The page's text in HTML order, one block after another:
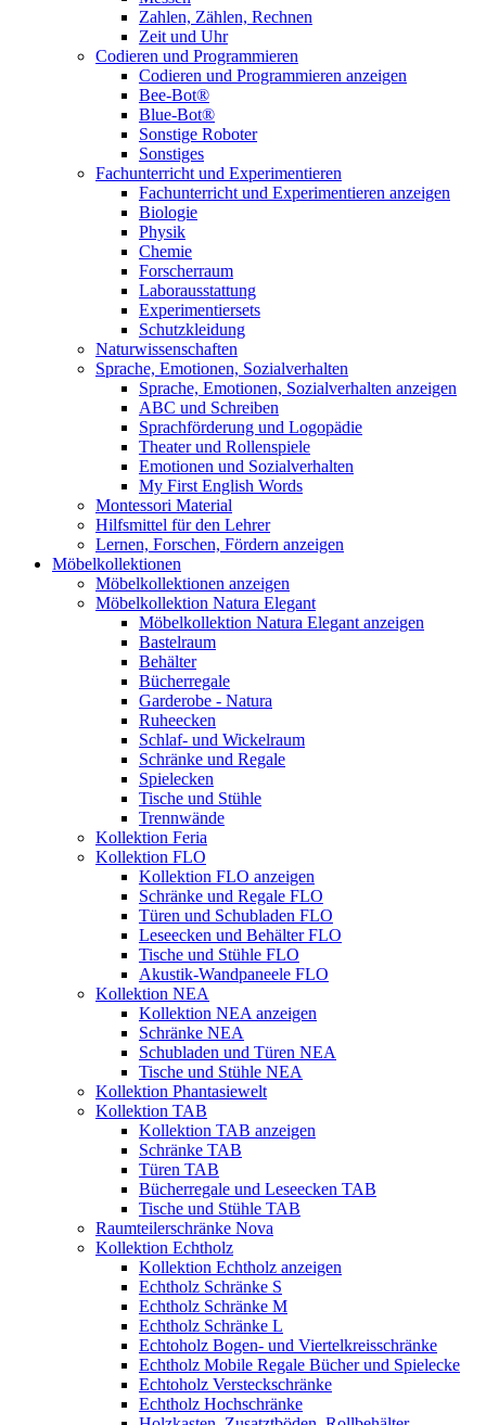
Zahlen, Zählen, Rechnen
Zeit und Uhr
Codieren und Programmieren
Codieren und Programmieren anzeigen
Bee-Bot®
Blue-Bot®
Sonstige Roboter
Sonstiges
Fachunterricht und Experimentieren
Fachunterricht und Experimentieren anzeigen
Biologie
Physik
Chemie
Forscherraum
Laborausstattung
Experimentiersets
Schutzkleidung
Naturwissenschaften
Sprache, Emotionen, Sozialverhalten
Sprache, Emotionen, Sozialverhalten anzeigen
ABC und Schreiben
Sprachförderung und Logopädie
Theater und Rollenspiele
Emotionen und Sozialverhalten
My First English Words
Montessori Material
Hilfsmittel für den Lehrer
Lernen, Forschen, Fördern anzeigen
Möbelkollektionen
Möbelkollektionen anzeigen
Möbelkollektion Natura Elegant
Möbelkollektion Natura Elegant anzeigen
Bastelraum
Behälter
Bücherregale
Garderobe - Natura
Ruheecken
Schlaf- und Wickelraum
Schränke und Regale
Spielecken
Tische und Stühle
Trennwände
Kollektion Feria
Kollektion FLO
Kollektion FLO anzeigen
Schränke und Regale FLO
Türen und Schubladen FLO
Leseecken und Behälter FLO
Tische und Stühle FLO
Akustik-Wandpaneele FLO
Kollektion NEA
Kollektion NEA anzeigen
Schränke NEA
Schubladen und Türen NEA
Tische und Stühle NEA
Kollektion Phantasiewelt
Kollektion TAB
Kollektion TAB anzeigen
Schränke TAB
Türen TAB
Bücherregale und Leseecken TAB
Tische und Stühle TAB
Raumteilerschränke Nova
Kollektion Echtholz
Kollektion Echtholz anzeigen
Echtholz Schränke S
Echtholz Schränke M
Echtholz Schränke L
Echtoholz Bogen- und Viertelkreisschränke
Echtholz Mobile Regale Bücher und Spielecke
Echtoholz Versteckschränke
Echtholz Hochschränke